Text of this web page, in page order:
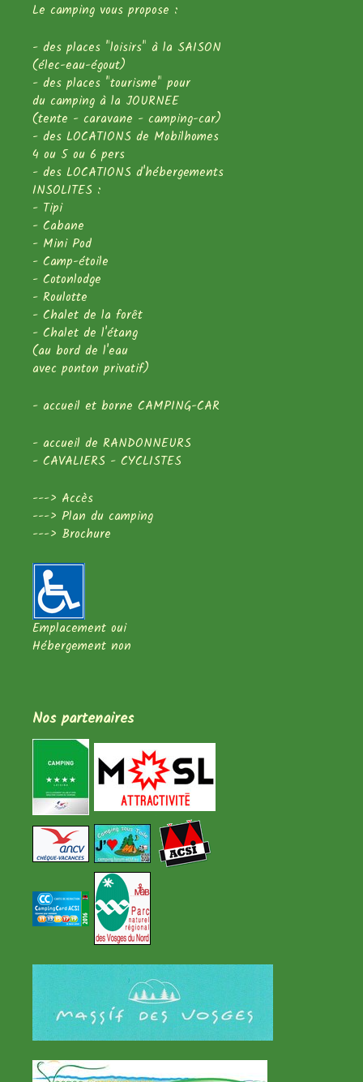
Le camping vous propose :
- des places "loisirs" à la SAISON
(élec-eau-égout)
- des places "tourisme" pour
du camping à la JOURNEE
(tente - caravane - camping-car)
- des LOCATIONS de Mobilhomes
4 ou 5 ou 6 pers
- des LOCATIONS d'hébergements
INSOLITES :
- Tipi
- Cabane
- Mini Pod
- Camp-étoile
- Cotonlodge
- Roulotte
- Chalet de la forêt
- Chalet de l'étang
(au bord de l'eau
avec ponton privatif)
- accueil et borne CAMPING-CAR
- accueil de RANDONNEURS
- CAVALIERS - CYCLISTES
---> Accès
---> Plan du camping
---> Brochure
Emplacement oui
Hébergement non
Nos partenaires